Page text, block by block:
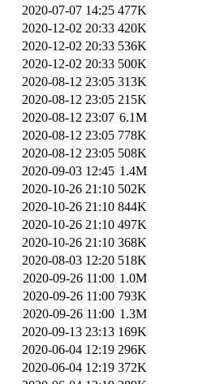
2020-07-07 14:25 477K
2020-12-02 20:33 420K
2020-12-02 20:33 536K
2020-12-02 20:33 500K
2020-08-12 23:05 313K
2020-08-12 23:05 215K
2020-08-12 23:07 6.1M
2020-08-12 23:05 778K
2020-08-12 23:05 508K
2020-09-03 12:45 1.4M
2020-10-26 21:10 502K
2020-10-26 21:10 844K
2020-10-26 21:10 497K
2020-10-26 21:10 368K
2020-08-03 12:20 518K
2020-09-26 11:00 1.0M
2020-09-26 11:00 793K
2020-09-26 11:00 1.3M
2020-09-13 23:13 169K
2020-06-04 12:19 296K
2020-06-04 12:19 372K